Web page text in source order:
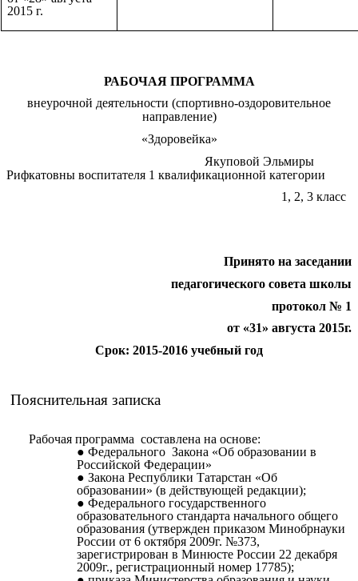
2015 г.
РАБОЧАЯ ПРОГРАММА
внеурочной деятельности (спортивно-оздоровительное
направление)
«Здоровейка»
Якуповой Эльмиры
Рифкатовны воспитателя 1 квалификационной категории
1, 2, 3 класс
Принято на заседании
педагогического совета школы
протокол № 1
от «31» августа 2015г.
Срок: 2015-2016 учебный год
Пояснительная записка
Рабочая программа составлена на основе:
Федерального Закона «Об образовании в
Российской Федерации»
Закона Республики Татарстан «Об
образовании» (в действующей редакции);
Федерального государственного
образовательного стандарта начального общего
образования (утвержден приказом Минобрнауки
России от 6 октября 2009г. №373,
зарегистрирован в Минюсте России 22 декабря
2009г., регистрационный номер 17785);